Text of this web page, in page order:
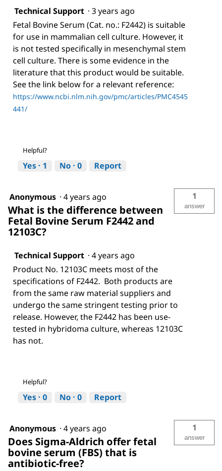
Technical Support · 3 years ago
Fetal Bovine Serum (Cat. no.: F2442) is suitable
for use in mammalian cell culture. However, it
is not tested specifically in mesenchymal stem
cell culture. There is some evidence in the
literature that this product would be suitable.
See the link below for a relevant reference:
https://www.ncbi.nlm.nih.gov/pmc/articles/PMC4545
441/
Helpful?
Yes · 1 No · 0 Report
Anonymous · 4 years ago
What is the difference between
Fetal Bovine Serum F2442 and
12103C?
1
answer
Technical Support · 4 years ago
Product No. 12103C meets most of the
specifications of F2442. Both products are
from the same raw material suppliers and
undergo the same stringent testing prior to
release. However, the F2442 has been use-
tested in hybridoma culture, whereas 12103C
has not.
Helpful?
Yes · 0 No · 0 Report
Anonymous · 4 years ago
Does Sigma-Aldrich offer fetal
bovine serum (FBS) that is
antibiotic-free?
1
answer